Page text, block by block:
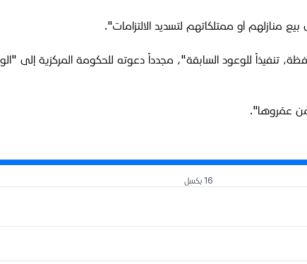
منازلهم أو ممتلكاتهم لتسديد الالتزامات".
للوعود السابقة"، مجدداً دعوته للحكومة المركزية إلى
عمّروها".
16 بكسل